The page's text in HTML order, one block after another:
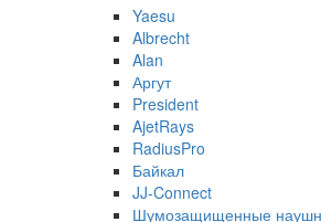
Yaesu
Albrecht
Alan
Аргут
President
AjetRays
RadiusPro
Байкал
JJ-Connect
Шумозащищенные